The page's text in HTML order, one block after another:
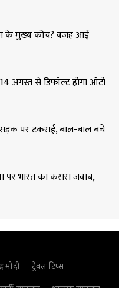
के मुख्य कोच? वजह आई
अगस्त से डिफॉल्ट होगा ऑटो
पर टकराई, बाल-बाल बचे
भारत का करारा जवाब,
मोदी
ट्रैवल टिप्स